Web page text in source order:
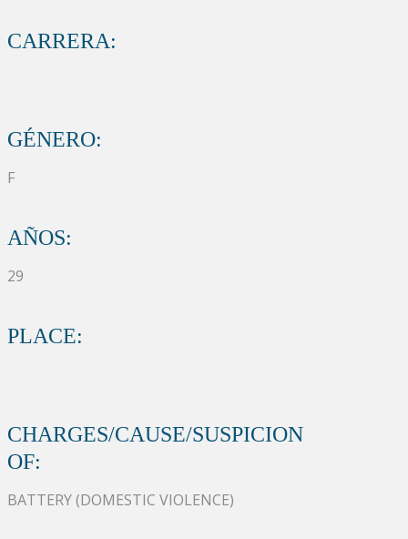
CARRERA:
GÉNERO:
F
AÑOS:
29
PLACE:
CHARGES/CAUSE/SUSPICION
OF:
BATTERY (DOMESTIC VIOLENCE)